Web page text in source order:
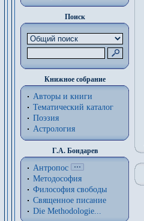
Поиск
Книжное собрание
Авторы и книги
Тематический каталог
Поэзия
Астрология
Г.А. Бондарев
Антропос
Методософия
Философия cвободы
Священное писание
Die Methodologie...